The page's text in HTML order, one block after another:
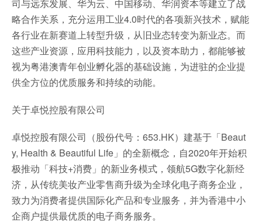
司与远东发展、华为云、中国移动、华润资本等建立了战
略合作关系，充分运用工业4.0时代的各项新兴技术，赋能
各行业在新赛道上转型升级，从旧业态转变为新业态。而
这些产业资源，应用科技能力，以及资本助力，都能够被
视为粤港澳青年创业孵化器的基础设施，为进驻的企业提
供全方位的优质服务和持续的动能。
关于卓悦控股有限公司
卓悦控股有限公司（股份代号：653.HK）建基于「Beaut
y, Health & Beautiful Life」的全新概念，自2020年开始积
极推动「科技+消费」的新业务模式，领航5G数字化新经
济，从传统美妆产业零售商升级为全球化电子商务企业，
致力为消费者提供国际化产品和专业服务，并为香港中小
企商户提供最优质的电子商务服务。